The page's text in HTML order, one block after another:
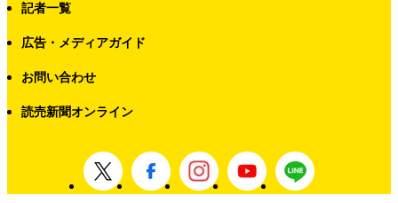
記者一覧
広告・メディアガイド
お問い合わせ
読売新聞オンライン